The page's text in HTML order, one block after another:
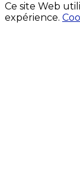
Ce site Web
expérience.